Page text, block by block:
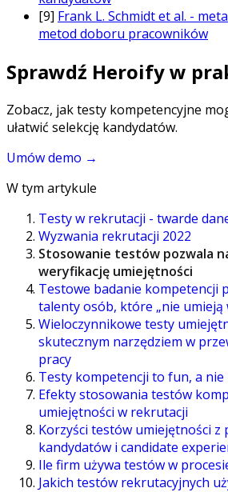
[9] Frank L. Schmidt et al. -
metod doboru pracowników
Sprawdź Heroify w
Zobacz, jak testy kompetencyjne
ułatwić selekcję kandydatów.
Umów demo →
W tym artykule
Testy w rekrutacji - twarde
Wyzwania rekrutacji 2022
Stosowanie testów pozwala
weryfikację umiejętności
Testowe badanie kompetencji
talenty osób, które „nie umieją
Wieloczynnikowe testy
skutecznym narzędziem w
pracy
Testy kompetencji to fun, a
Efekty stosowania testów
umiejętności w rekrutacji
Korzyści testów umiejętności z
kandydatów i candidate
Ile firm używa testów w
Jakich testów rekrutacyjnych